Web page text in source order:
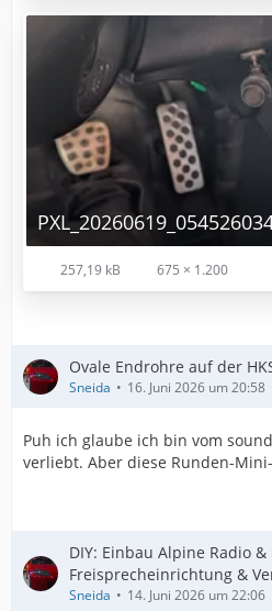
257,19 kB 675 × 1.200
Ovale Endrohre auf der
Sneida 16. Juni 2026 um 20:58
Puh ich glaube ich bin vom
verliebt. Aber diese Runden-
DIY: Einbau Alpine Radio
Freisprecheinrichtung &
Sneida 14. Juni 2026 um 22:06